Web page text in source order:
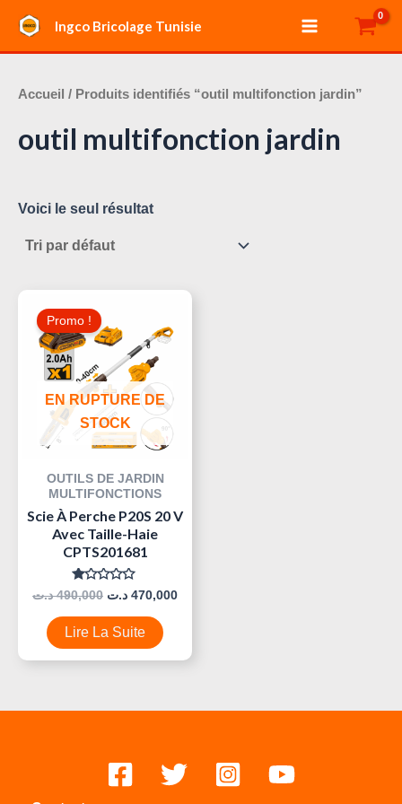
contenu
Ingco Bricolage Tunisie
Main
Menu
Accueil / Produits identifiés “outil multifonction jardin”
outil multifonction jardin
Voici le seul résultat
EN RUPTURE DE
STOCK
Promo !
OUTILS DE JARDIN
MULTIFONCTIONS
Scie À Perche P20S 20 V
Avec Taille-Haie
CPTS201681
Note
0
Sur
5
490,000 د.ت
Initial
Était :
470,000 د.ت
Le
Lire La Suite